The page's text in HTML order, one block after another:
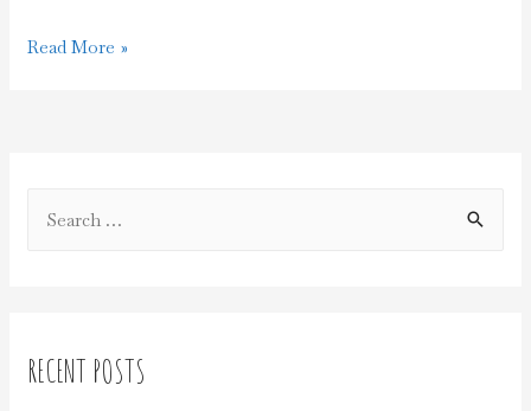
Tamo
Read More »
h
RECENT POSTS